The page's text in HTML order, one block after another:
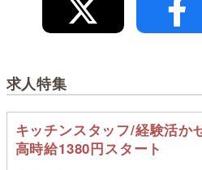
求人特集
キッチンスタッフ/経験活か
高時給1380円スタート